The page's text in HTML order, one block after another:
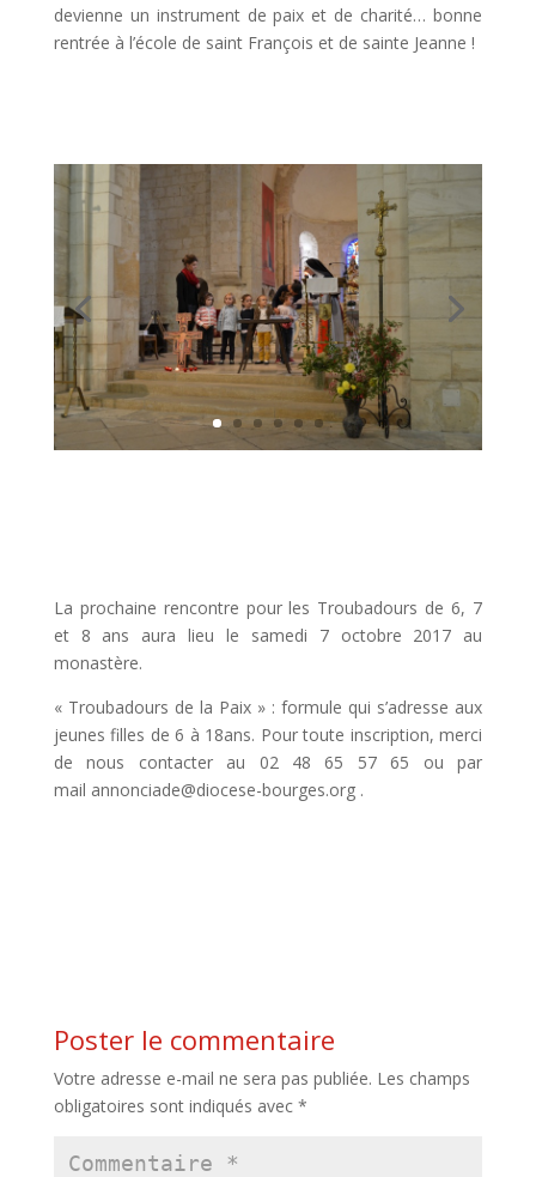
devienne un instrument de paix et de charité… bonne
rentrée à l’école de saint François et de sainte Jeanne !
La prochaine rencontre pour les Troubadours de 6, 7
et 8 ans aura lieu le samedi 7 octobre 2017 au
monastère.
« Troubadours de la Paix » : formule qui s’adresse aux
jeunes filles de 6 à 18ans. Pour toute inscription, merci
de nous contacter au 02 48 65 57 65 ou par
mail annonciade@diocese-bourges.org .
Poster le commentaire
Votre adresse e-mail ne sera pas publiée. Les champs
obligatoires sont indiqués avec *